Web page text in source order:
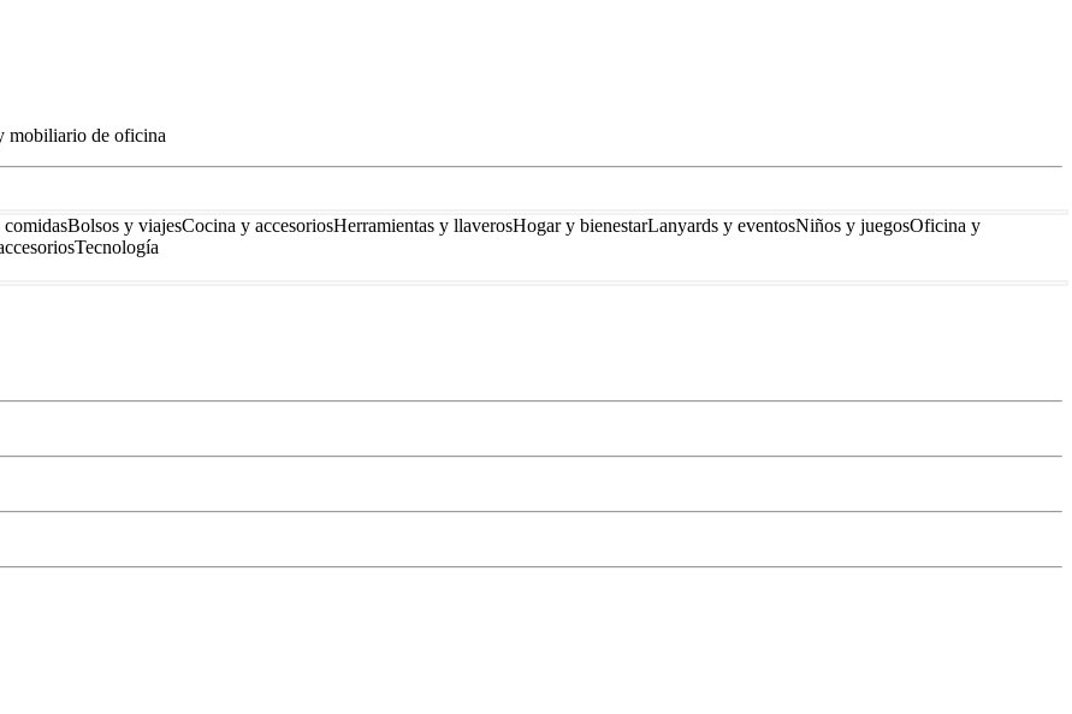
mobiliario de oficina
Bolsos y viajesCocina y accesoriosHerramientas y llaverosHogar y bienestarLanyards y eventosNiños y juegosOficina y
Tecnología